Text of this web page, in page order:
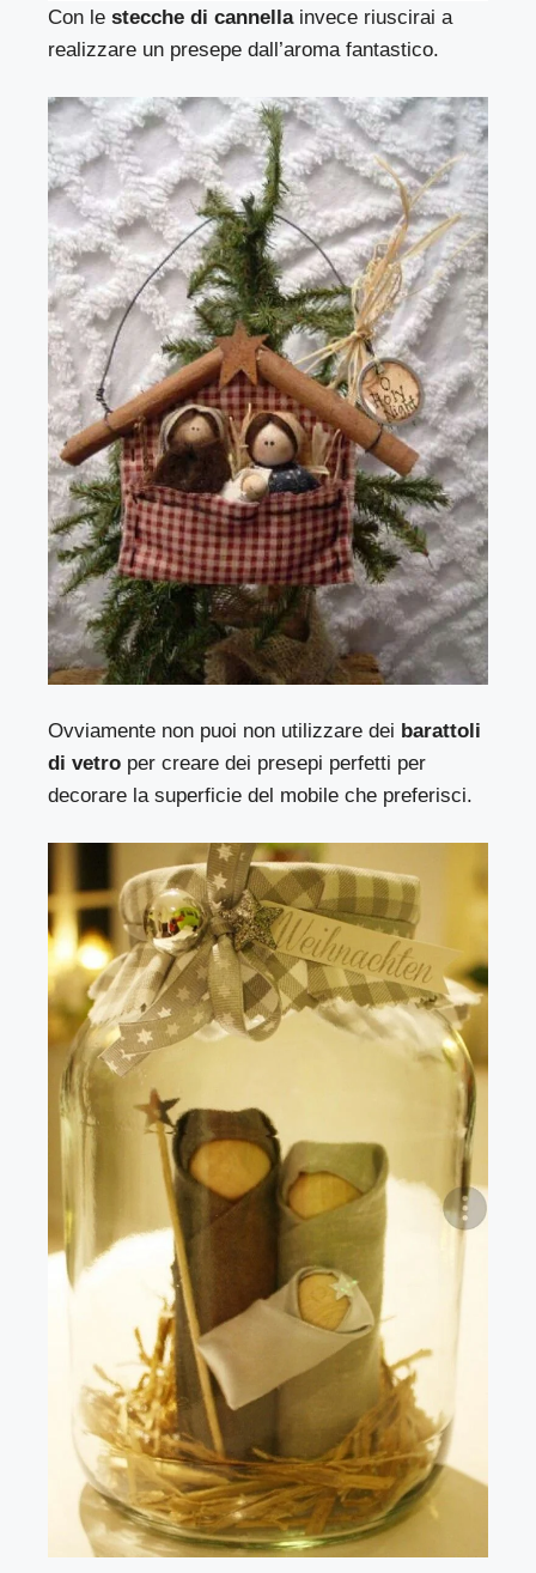
Con le stecche di cannellainvece riuscirai a
realizzare un presepe dall’aroma fantastico.
Ovviamente non puoi non utilizzare dei barattoli
di vetro per creare dei presepi perfetti per
decorare la superficie del mobile che preferisci.